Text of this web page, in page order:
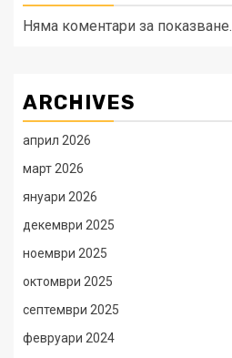
Няма коментари за показване.
ARCHIVES
април 2026
март 2026
януари 2026
декември 2025
ноември 2025
октомври 2025
септември 2025
февруари 2024